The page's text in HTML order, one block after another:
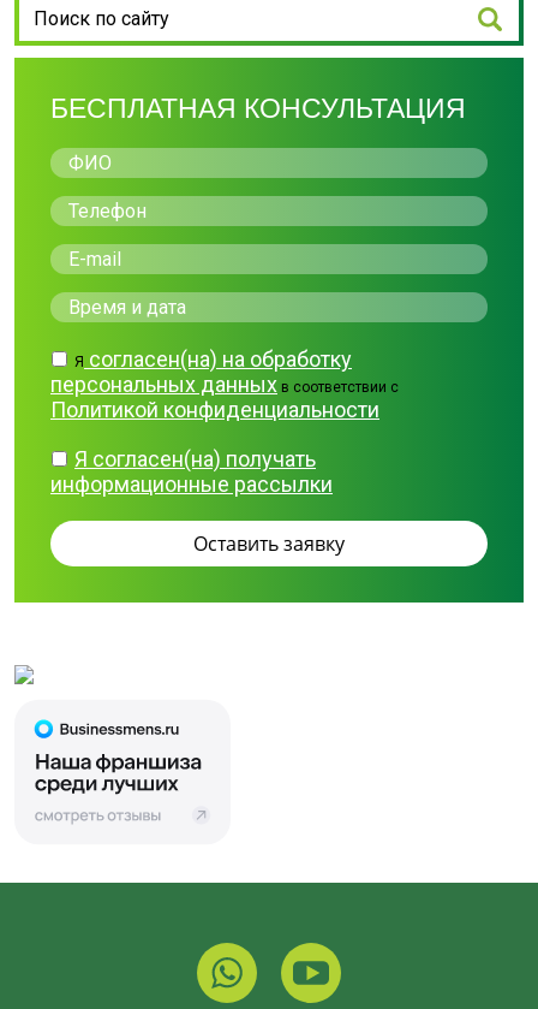
БЕСПЛАТНАЯ КОНСУЛЬТАЦИЯ
Я согласен(на) на обработку
персональных данных в соответствии с
Политикой конфиденциальности
Я согласен(на) получать
информационные рассылки